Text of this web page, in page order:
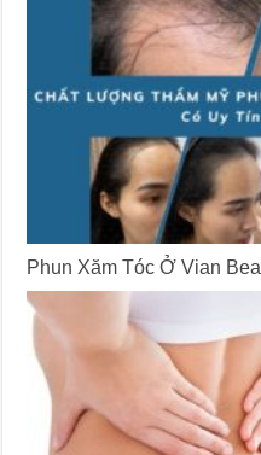
Phun Xăm Tóc Ở Vian